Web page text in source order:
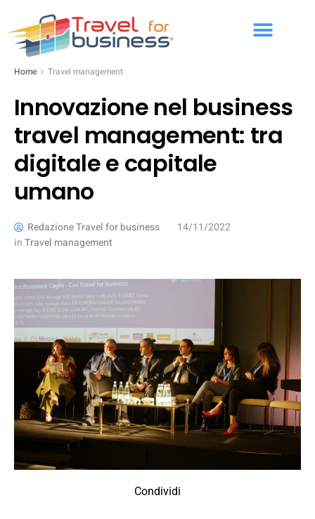
Home Travel management
Innovazione nel business
travel management: tra
digitale e capitale
umano
Redazione Travel for business
14/11/2022
inTravel management
Condividi